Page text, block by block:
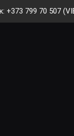
+373 799 70 507